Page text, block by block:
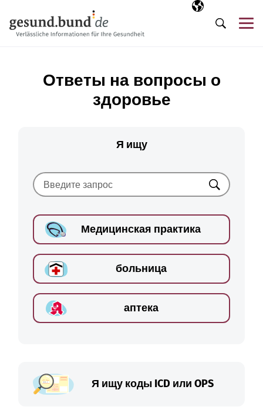
Выбранный
RU
Поиск
Ответы на вопросы о
здоровье
Я ищу
Искать
Медицинская практика
больница
аптека
Я ищу коды ICD или OPS